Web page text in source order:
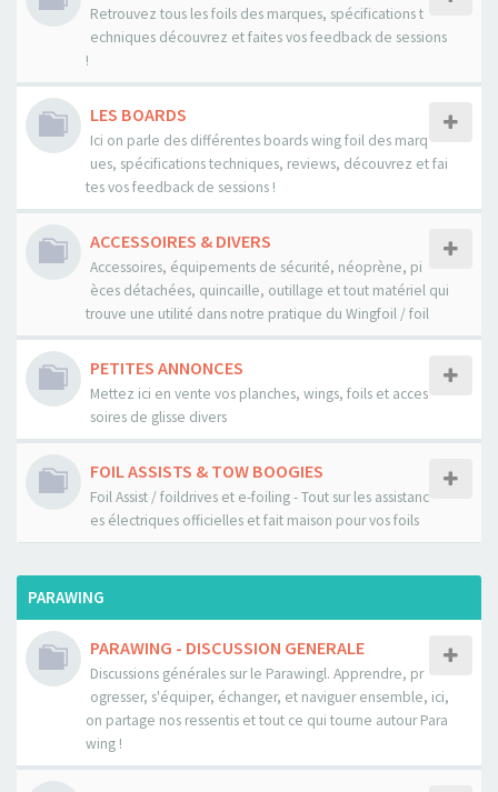
Retrouvez tous les foils des marques, spécifications t
echniques découvrez et faites vos feedback de sessions
!
LES BOARDS
Ici on parle des différentes boards wing foil des marq
ues, spécifications techniques, reviews, découvrez et fai
tes vos feedback de sessions !
ACCESSOIRES & DIVERS
Accessoires, équipements de sécurité, néoprène, pi
èces détachées, quincaille, outillage et tout matériel qui
trouve une utilité dans notre pratique du Wingfoil / foil
PETITES ANNONCES
Mettez ici en vente vos planches, wings, foils et acces
soires de glisse divers
FOIL ASSISTS & TOW BOOGIES
Foil Assist / foildrives et e-foiling - Tout sur les assistanc
es électriques officielles et fait maison pour vos foils
PARAWING
PARAWING - DISCUSSION GENERALE
Discussions générales sur le Parawingl. Apprendre, pr
ogresser, s'équiper, échanger, et naviguer ensemble, ici,
on partage nos ressentis et tout ce qui tourne autour Para
wing !